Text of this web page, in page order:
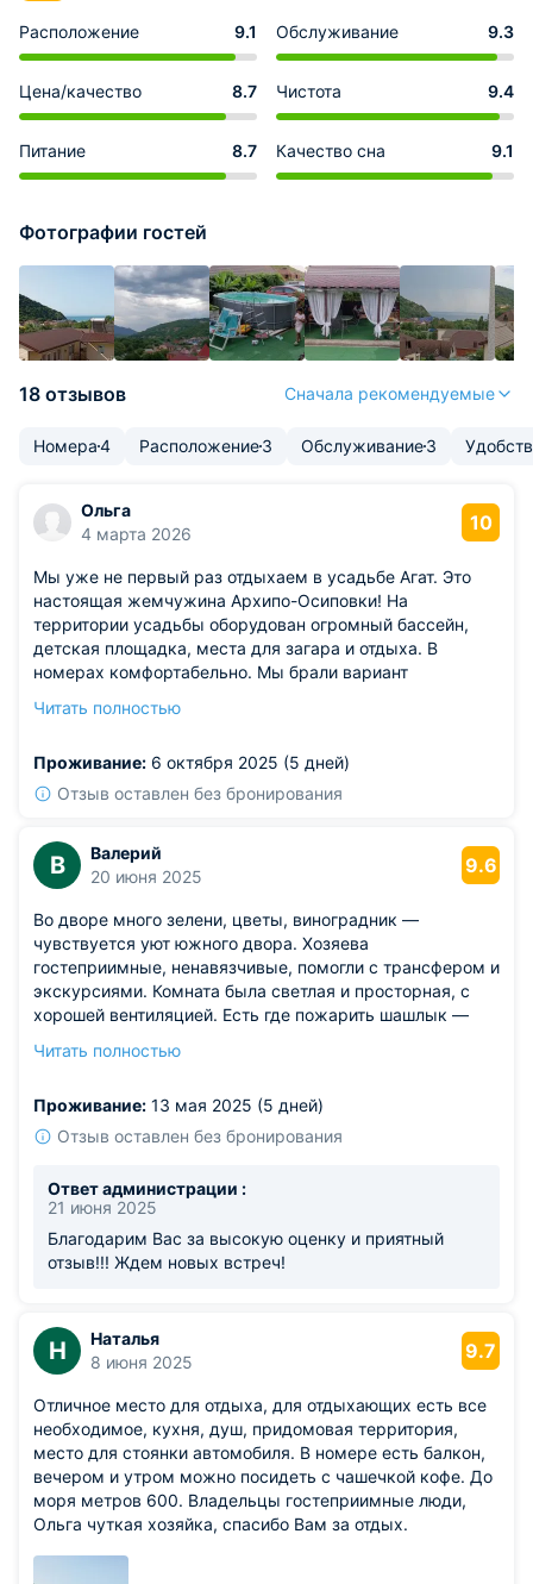
Расположение 9.1 Обслуживание 9.3
Цена/качество 8.7 Чистота 9.4
Питание 8.7 Качество сна 9.1
Фотографии гостей
18 отзывов Сначала рекомендуемые
Номера4 Расположение3 Обслуживание3
Ольга
4 марта 2026
10
Мы уже не первый раз отдыхаем в усадьбе Агат. Это
настоящая жемчужина Архипо-Осиповки! На
территории усадьбы оборудован огромный бассейн,
детская площадка, места для загара и отдыха. В
номерах комфортабельно. Мы брали вариант
было у обоих номеров. А санузел свой в номере.
оборудована всем необходимым. В шаговой
доступности работают сетевые магазины.
Читать полностью
Проживание: 6 октября 2025 (5 дней)
Отзыв оставлен без бронирования
В
Валерий
20 июня 2025
9.6
Во дворе много зелени, цветы, виноградник —
чувствуется уют южного двора. Хозяева
гостеприимные, ненавязчивые, помогли с трансфером и
экскурсиями. Комната была светлая и просторная, с
хорошей вентиляцией. Есть где пожарить шашлык —
террасе можно было наслаждаться свежим воздухом и
Из недостатков: интернет немного притормаживал при
большом количестве гостей.
Читать полностью
Проживание: 13 мая 2025 (5 дней)
Отзыв оставлен без бронирования
Ответ администрации :
21 июня 2025
Благодарим Вас за высокую оценку и приятный
отзыв!!! Ждем новых встреч!
Н
Наталья
8 июня 2025
9.7
Отличное место для отдыха, для отдыхающих есть все
необходимое, кухня, душ, придомовая территория,
место для стоянки автомобиля. В номере есть балкон,
вечером и утром можно посидеть с чашечкой кофе. До
моря метров 600. Владельцы гостеприимные люди,
Ольга чуткая хозяйка, спасибо Вам за отдых.